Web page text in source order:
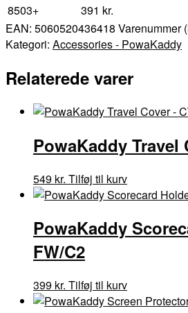
RX/FX/CT
antal
8503+
391 kr.
EAN: 5060520436418 Varenummer
Kategori: Accessories - PowaKaddy
Relaterede varer
PowaKaddy Travel
549 kr. Tilføj til kurv
PowaKaddy
FW/C2
399 kr. Tilføj til kurv